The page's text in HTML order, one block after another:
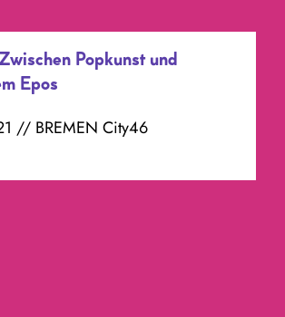
Popkunst und
Epos
// BREMEN City46